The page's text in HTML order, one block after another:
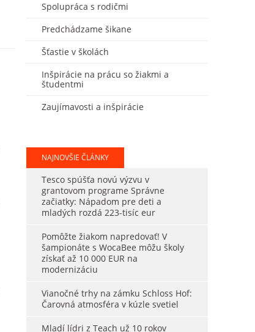
Spolupráca s rodičmi
Predchádzame šikane
Šťastie v školách
Inšpirácie na prácu so žiakmi a
študentmi
Zaujímavosti a inšpirácie
NAJNOVŠIE ČLÁNKY
Tesco spúšťa novú výzvu v
grantovom programe Správne
začiatky: Nápadom pre deti a
mladých rozdá 223-tisíc eur
Pomôžte žiakom napredovať! V
šampionáte s WocaBee môžu školy
získať až 10 000 EUR na
modernizáciu
Vianočné trhy na zámku Schloss Hof:
Čarovná atmosféra v kúzle svetiel
Mladí lídri z Teach už 10 rokov